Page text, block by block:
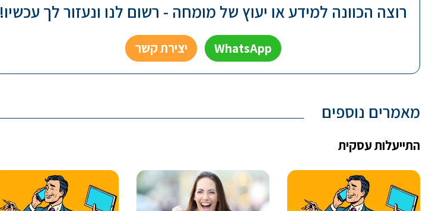
רוצה הכוונה למידע או יעוץ של מומחה - רשום לנו ונעזור לך עכשיו!
WhatsApp יצירת קשר
מאמרים נוספים
התייעלות עסקית